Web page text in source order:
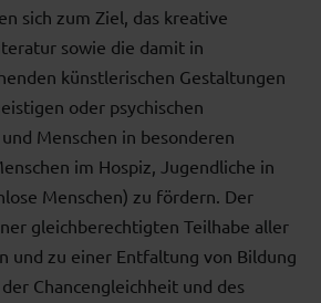
sich zum Ziel, das kreative
sowie die damit in
künstlerischen Gestaltungen
oder psychischen
Menschen in besonderen
im Hospiz, Jugendliche in
Menschen) zu fördern. Der
gleichberechtigten Teilhabe aller
und zu einer Entfaltung von Bildung
Chancengleichheit und des